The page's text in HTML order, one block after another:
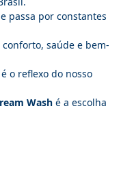
passa por constantes
saúde e bem-
o reflexo do nosso
Wash é a escolha